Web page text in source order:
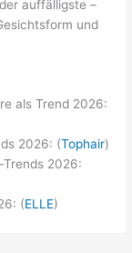
auffälligste –
und
als Trend 2026:
2026: (Tophair)
Trends 2026:
(ELLE)